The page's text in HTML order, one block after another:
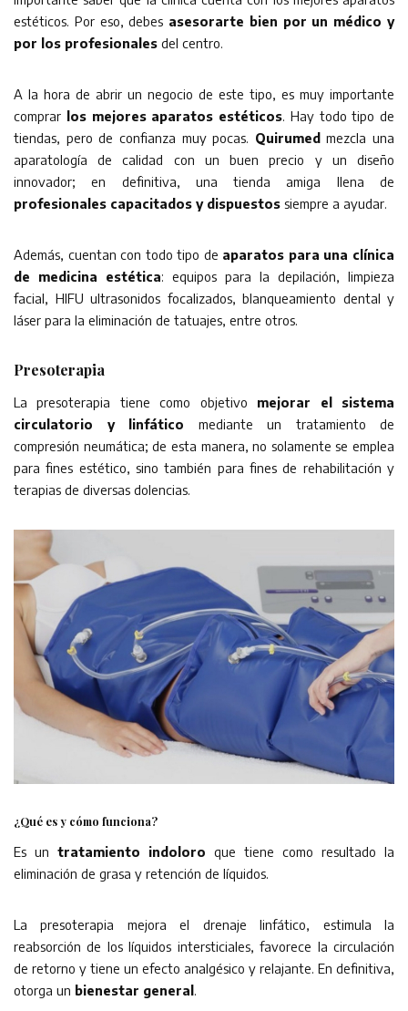
estéticos. Por eso, debes asesorarte bien por un médico y
por los profesionales del centro.
A la hora de abrir un negocio de este tipo, es muy importante
comprar
los mejores aparatos estéticos. Hay todo tipo de
tiendas, pero de confianza muy pocas. Quirumed mezcla una
aparatología de calidad con un buen precio y un diseño
innovador; en definitiva, una tienda amiga llena de
profesionales capacitados y dispuestos siempre a ayudar.
Además, cuentan con todo tipo de aparatos para una clínica
de medicina estética: equipos para la depilación, limpieza
facial, HIFU ultrasonidos focalizados, blanqueamiento dental y
láser para la eliminación de tatuajes, entre otros.
Presoterapia
La presoterapia tiene como objetivo mejorar el sistema
circulatorio y linfático mediante un tratamiento de
compresión neumática; de esta manera, no solamente se emplea
para fines estético, sino también para fines de rehabilitación y
terapias de diversas dolencias.
¿Qué es y cómo funciona?
Es un tratamiento indoloro que tiene como resultado la
eliminación de grasa y retención de líquidos.
La presoterapia mejora el drenaje linfático, estimula la
reabsorción de los líquidos intersticiales, favorece la circulación
de retorno y tiene un efecto analgésico y relajante. En definitiva,
otorga un bienestar general.